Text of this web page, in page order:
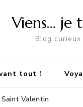
Viens… je
Blog
tout !
Saint Valentin